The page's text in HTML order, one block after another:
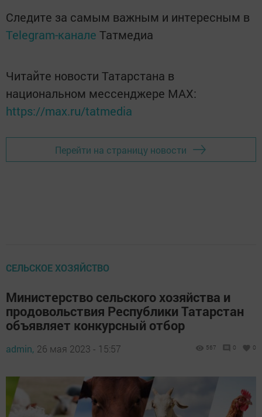
Следите за самым важным и интересным в
Telegram-канале Татмедиа
Читайте новости Татарстана в
национальном мессенджере MАХ:
https://max.ru/tatmedia
Перейти на страницу новости
СЕЛЬСКОЕ ХОЗЯЙСТВО
Министерство сельского хозяйства и
продовольствия Республики Татарстан
объявляет конкурсный отбор
admin, 26 мая 2023 - 15:57 567 0 0